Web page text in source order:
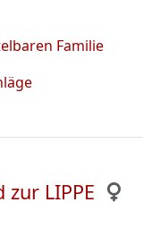
Familie
LIPPE